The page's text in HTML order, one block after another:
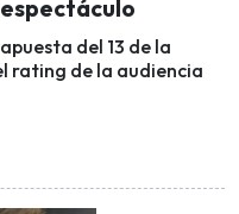
del 13 de la
rating de la audiencia